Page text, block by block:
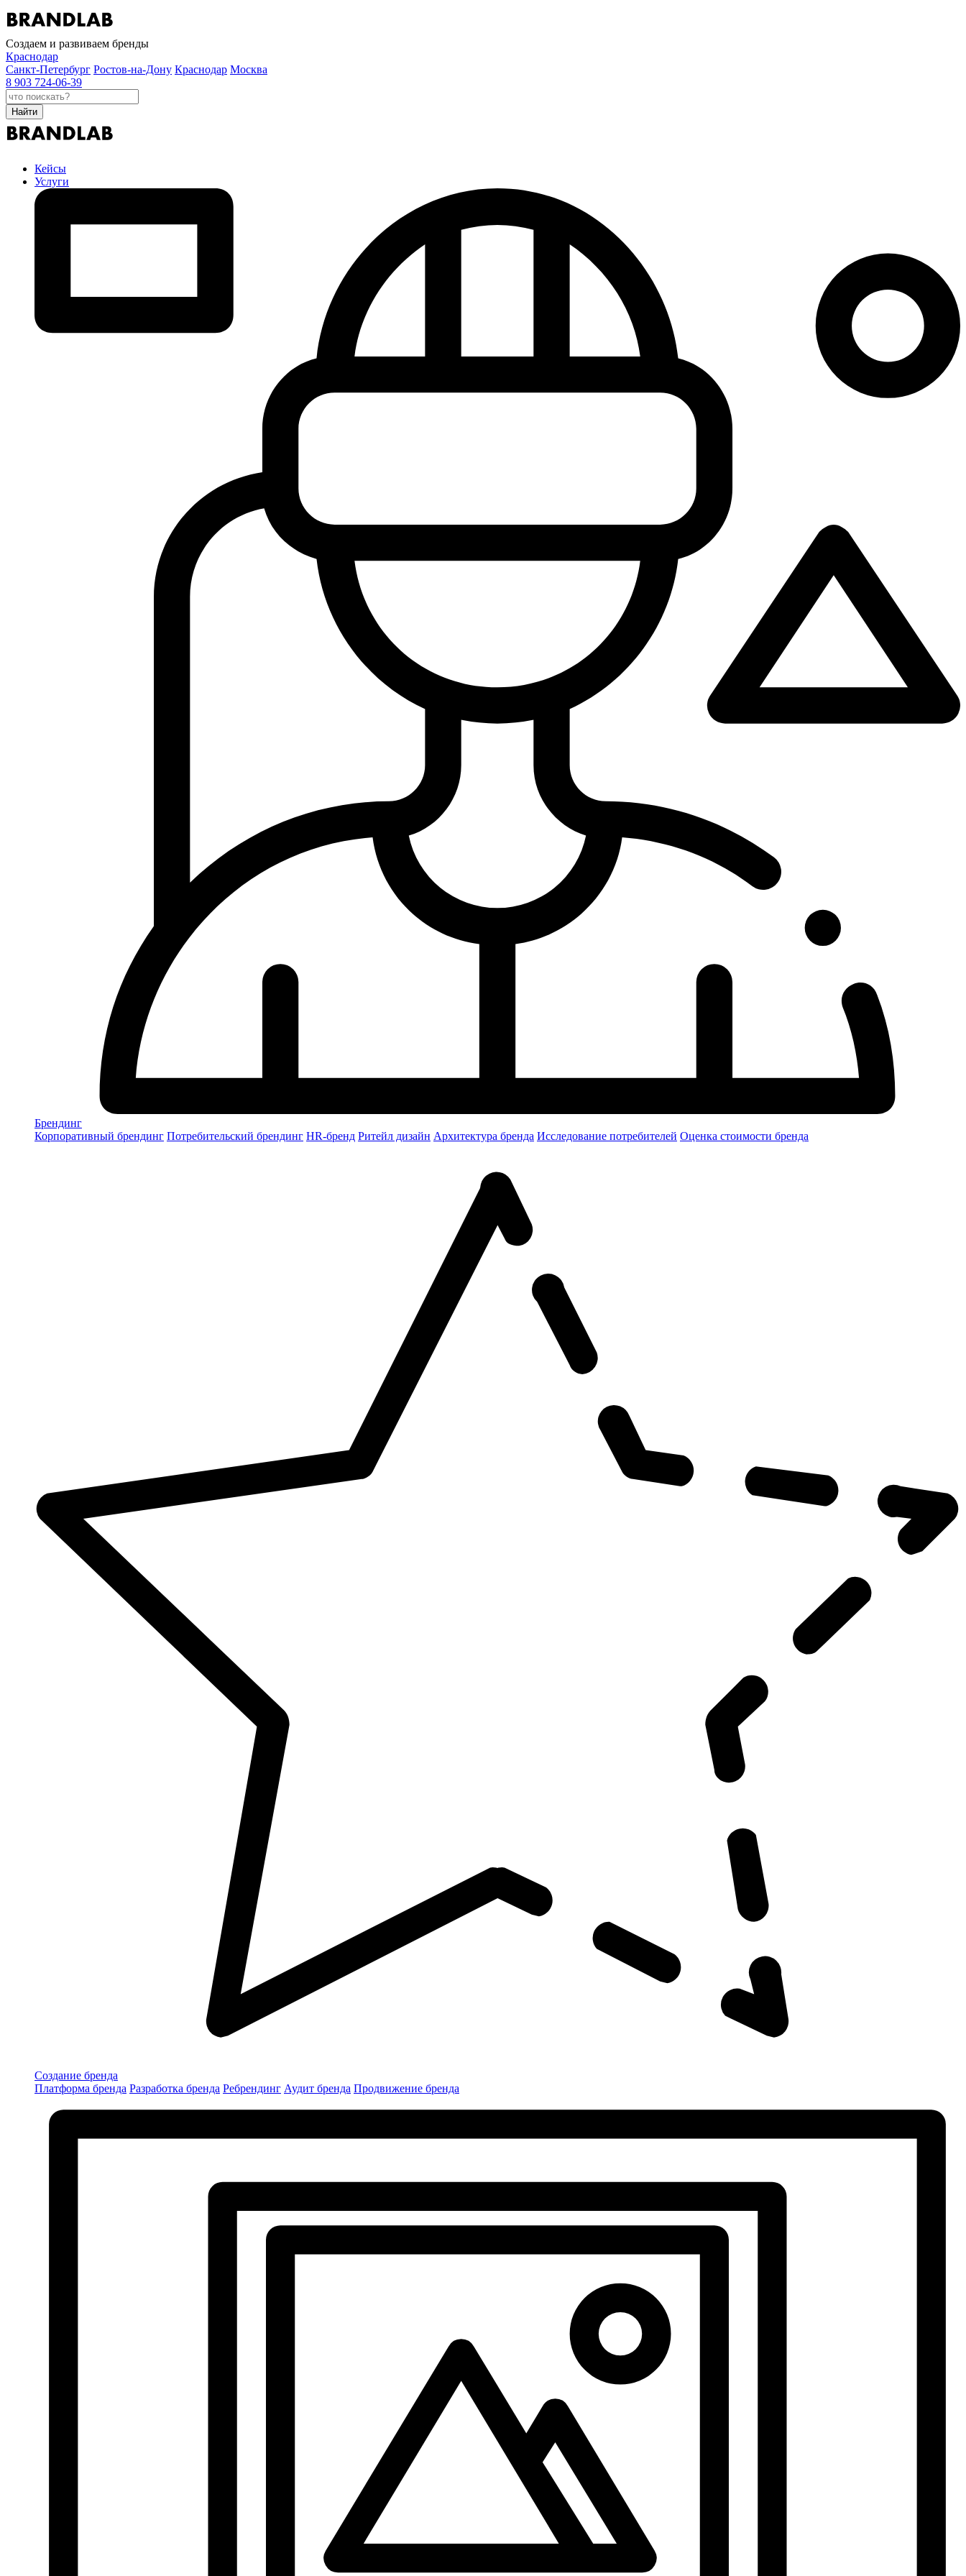
Создаем и развиваем бренды
Краснодар
Санкт-Петербург Ростов-на-Дону Краснодар Москва
8 903 724-06-39
Найти
Кейсы
Услуги
Брендинг
Корпоративный брендинг Потребительский брендинг НR-бренд Ритейл дизайн Архитектура бренда Исследование потребителей Оценка стоимости бренда
Создание бренда
Платформа бренда Разработка бренда Ребрендинг Аудит бренда Продвижение бренда